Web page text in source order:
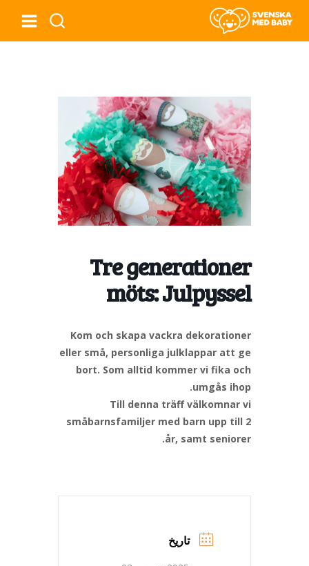
Tre generationer
möts: Julpyssel
Kom och skapa vackra dekorationer
eller små, personliga julklappar att ge
bort. Som alltid kommer vi fika och
umgås ihop.
Till denna träff välkomnar vi
småbarnsfamiljer med barn upp till 2
år, samt seniorer.
تاریخ